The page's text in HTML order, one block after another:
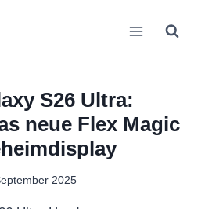
S26 Ultra:
neue Flex Magic
2025